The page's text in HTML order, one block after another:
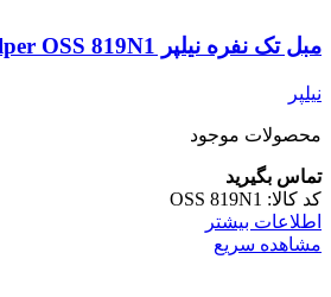
مبل تک نفره نیلپر Nilper OSS 819N1
نیلپر
محصولات موجود
تماس بگیرید
کد کالا: OSS 819N1
اطلاعات بیشتر
مشاهده سریع